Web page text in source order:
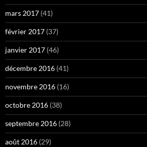
mars 2017 (41)
février 2017 (37)
janvier 2017 (46)
décembre 2016 (41)
novembre 2016 (16)
octobre 2016 (38)
septembre 2016 (28)
août 2016 (29)